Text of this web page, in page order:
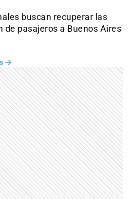
buscan recuperar las
de pasajeros a Buenos Aires